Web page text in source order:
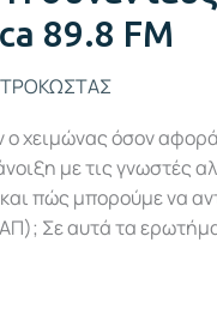
89.8 FM
χειμώνας όσον
με τις γνωστές
πώς μπορούμε να
Σε αυτά τα